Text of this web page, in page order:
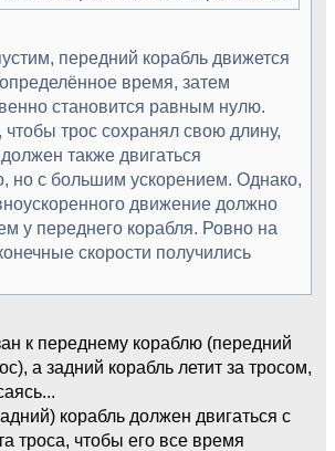
передний корабль движется
время, затем
становится равным нулю.
трос сохранял свою длину,
также двигаться
но с большим ускорением. Однако,
движение должно
у переднего корабля. Ровно на
скорости получились
к переднему кораблю (передний
а задний корабль летит за тросом,
корабль должен двигаться с
троса, чтобы его все время